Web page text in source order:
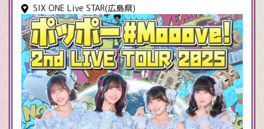
SIX ONE Live STAR(広島県)